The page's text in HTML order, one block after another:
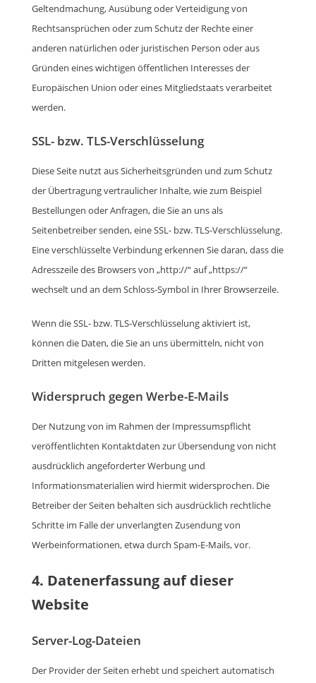
Geltendmachung, Ausübung oder Verteidigung von
Rechtsansprüchen oder zum Schutz der Rechte einer
anderen natürlichen oder juristischen Person oder aus
Gründen eines wichtigen öffentlichen Interesses der
Europäischen Union oder eines Mitgliedstaats verarbeitet
werden.
SSL- bzw. TLS-Verschlüsselung
Diese Seite nutzt aus Sicherheitsgründen und zum Schutz
der Übertragung vertraulicher Inhalte, wie zum Beispiel
Bestellungen oder Anfragen, die Sie an uns als
Seitenbetreiber senden, eine SSL- bzw. TLS-Verschlüsselung.
Eine verschlüsselte Verbindung erkennen Sie daran, dass die
Adresszeile des Browsers von „http://“ auf „https://“
wechselt und an dem Schloss-Symbol in Ihrer Browserzeile.
Wenn die SSL- bzw. TLS-Verschlüsselung aktiviert ist,
können die Daten, die Sie an uns übermitteln, nicht von
Dritten mitgelesen werden.
Widerspruch gegen Werbe-E-Mails
Der Nutzung von im Rahmen der Impressumspflicht
veröffentlichten Kontaktdaten zur Übersendung von nicht
ausdrücklich angeforderter Werbung und
Informationsmaterialien wird hiermit widersprochen. Die
Betreiber der Seiten behalten sich ausdrücklich rechtliche
Schritte im Falle der unverlangten Zusendung von
Werbeinformationen, etwa durch Spam-E-Mails, vor.
4. Datenerfassung auf dieser
Website
Server-Log-Dateien
Der Provider der Seiten erhebt und speichert automatisch